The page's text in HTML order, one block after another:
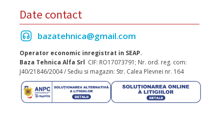
Date contact
bazatehnica@gmail.com
Operator economic inregistrat in SEAP.
Baza Tehnica Alfa Srl CIF: RO17073791; Nr. ord. reg. com:
J40/21846/2004 / Sediu si magazin: Str. Calea Plevnei nr. 164